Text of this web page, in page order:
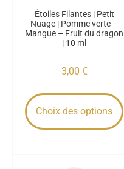
Étoiles Filantes | Petit
Nuage | Pomme verte –
Mangue – Fruit du dragon
| 10 ml
3,00 €
Choix des options